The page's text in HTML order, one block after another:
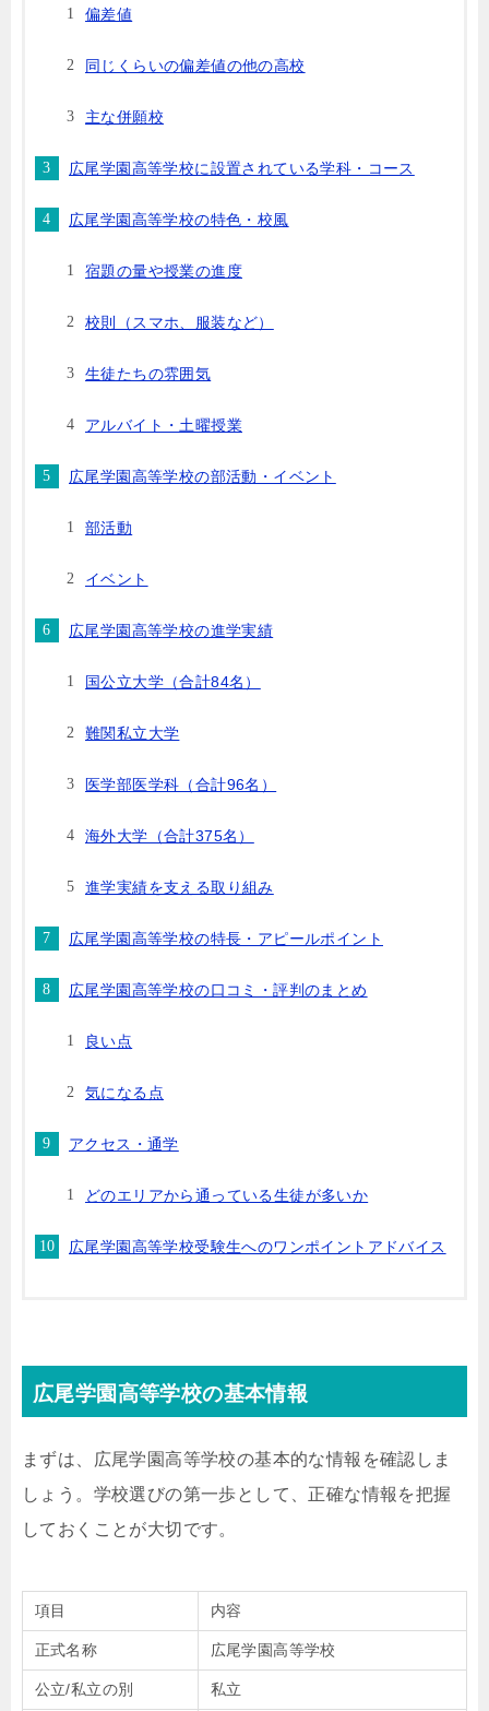
偏差値
同じくらいの偏差値の他の高校
主な併願校
広尾学園高等学校に設置されている学科・コース
広尾学園高等学校の特色・校風
宿題の量や授業の進度
校則（スマホ、服装など）
生徒たちの雰囲気
アルバイト・土曜授業
広尾学園高等学校の部活動・イベント
部活動
イベント
広尾学園高等学校の進学実績
国公立大学（合計84名）
難関私立大学
医学部医学科（合計96名）
海外大学（合計375名）
進学実績を支える取り組み
広尾学園高等学校の特長・アピールポイント
広尾学園高等学校の口コミ・評判のまとめ
良い点
気になる点
アクセス・通学
どのエリアから通っている生徒が多いか
広尾学園高等学校受験生へのワンポイントアドバイス
広尾学園高等学校の基本情報
まずは、広尾学園高等学校の基本的な情報を確認しま
しょう。学校選びの第一歩として、正確な情報を把握
しておくことが大切です。
項目 内容
正式名称 広尾学園高等学校
公立/私立の別 私立